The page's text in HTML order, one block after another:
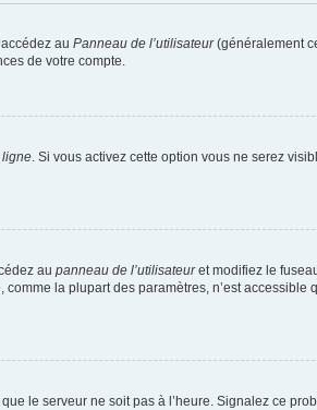
au Panneau de l’utilisateur(généralement
de votre compte.
ligne. Si vous activez cette option vous ne serez
au panneau de l’utilisateuret modifiez le
la plupart des paramètres, n’est accessible
le serveur ne soit pas à l’heure. Signalez ce